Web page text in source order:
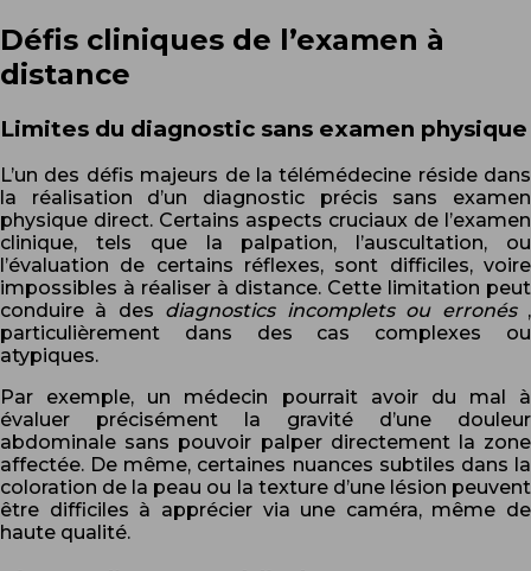
Défis cliniques de l’examen à
distance
Limites du diagnostic sans examen physique
L’un des défis majeurs de la télémédecine réside dans
la réalisation d’un diagnostic précis sans examen
physique direct. Certains aspects cruciaux de l’examen
clinique, tels que la palpation, l’auscultation, ou
l’évaluation de certains réflexes, sont difficiles, voire
impossibles à réaliser à distance. Cette limitation peut
conduire à des diagnostics incomplets ou erronés ,
particulièrement dans des cas complexes ou
atypiques.
Par exemple, un médecin pourrait avoir du mal à
évaluer précisément la gravité d’une douleur
abdominale sans pouvoir palper directement la zone
affectée. De même, certaines nuances subtiles dans la
coloration de la peau ou la texture d’une lésion peuvent
être difficiles à apprécier via une caméra, même de
haute qualité.